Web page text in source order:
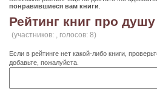
понравившиеся вам книги
Рейтинг книг про
(участников: , голосов: 8)
Если в рейтинге нет какой-либо книги,
добавьте, пожалуйста.